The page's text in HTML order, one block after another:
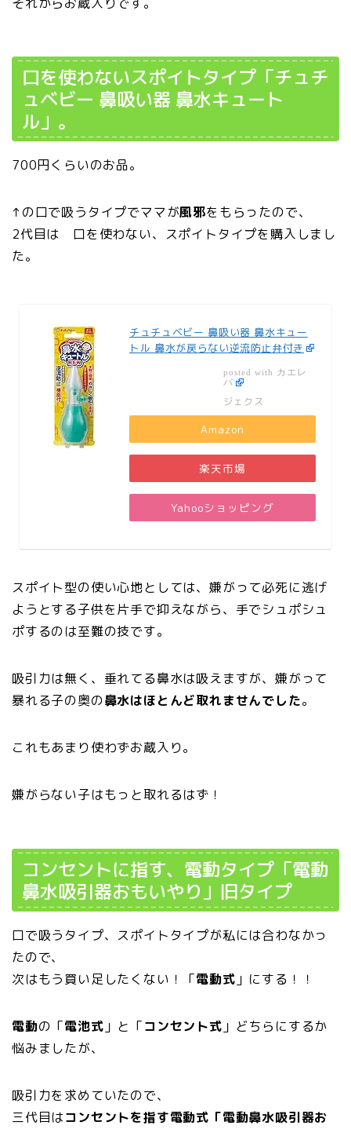
口を使わないスポイトタイプ「チュチ
ュベビー 鼻吸い器 鼻水キュート
ル」。
700円くらいのお品。
↑の口で吸うタイプでママが風邪をもらったので、
2代目は 口を使わない、スポイトタイプを購入しまし
た。
チュチュベビー 鼻吸い器 鼻水キュー
トル 鼻水が戻らない逆流防止弁付き
posted with カエレ
バ
ジェクス
Amazon
楽天市場
Yahooショッピング
スポイト型の使い心地としては、嫌がって必死に逃げ
ようとする子供を片手で抑えながら、手でシュポシュ
ポするのは至難の技です。
吸引力は無く、垂れてる鼻水は吸えますが、嫌がって
暴れる子の奥の鼻水はほとんど取れませんでした。
これもあまり使わずお蔵入り。
嫌がらない子はもっと取れるはず！
コンセントに指す、電動タイプ「電動
鼻水吸引器おもいやり」旧タイプ
口で吸うタイプ、スポイトタイプが私には合わなかっ
たので、
次はもう買い足したくない！「電動式 」にする！！
電動の「電池式 」と「コンセント式 」どちらにするか
悩みましたが、
吸引力を求めていたので、
三代目はコンセントを指す電動式「電動鼻水吸引器お